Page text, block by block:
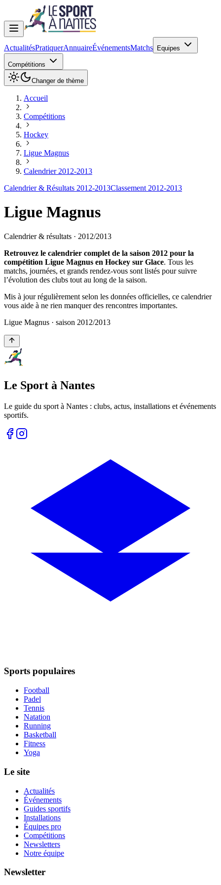
ActualitésPratiquerAnnuaireÉvénementsMatchs Equipes
Compétitions
Changer de thème
Accueil
Compétitions
Hockey
Ligue Magnus
Calendrier 2012-2013
Calendrier & Résultats 2012-2013Classement 2012-2013
Ligue Magnus
Calendrier & résultats · 2012/2013
Retrouvez le calendrier complet de la saison 2012 pour la
compétition Ligue Magnus en Hockey sur Glace. Tous les
matchs, journées, et grands rendez-vous sont listés pour suivre
l’évolution des clubs tout au long de la saison.
Mis à jour régulièrement selon les données officielles, ce calendrier
vous aide à ne rien manquer des rencontres importantes.
Ligue Magnus · saison 2012/2013
Le Sport à Nantes
Le guide du sport à Nantes : clubs, actus, installations et événements
sportifs.
Sports populaires
Football
Padel
Tennis
Natation
Running
Basketball
Fitness
Yoga
Le site
Actualités
Événements
Guides sportifs
Installations
Équipes pro
Compétitions
Newsletters
Notre équipe
Newsletter